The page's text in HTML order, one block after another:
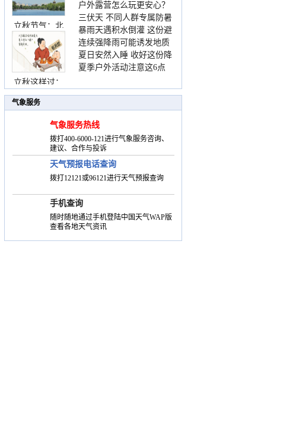
立秋节气：北
立秋这样过：
护住肩颈不酸痛
户外露营怎么玩更安心？
这份攻略请收好
三伏天 不同人群专属防暑
要点请收好
暴雨天遇积水倒灌 这份避
险提示请收好
连续强降雨可能诱发地质
灾害 这些前兆要知道
夏日安然入睡 收好这份降
温小贴士
夏季户外活动注意这6点
气象服务
气象服务热线
拨打400-6000-121进行气象服务咨询、
建议、合作与投诉
天气预报电话查询
拨打12121或96121进行天气预报查询
手机查询
随时随地通过手机登陆中国天气WAP版
查看各地天气资讯